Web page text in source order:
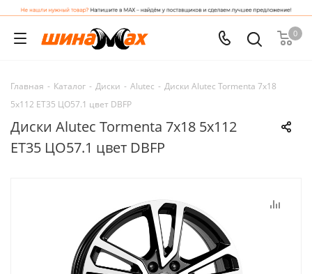
0
Главная - Каталог - Диски - Alutec - Диски Alutec Tormenta 7x18
5x112 ET35 ЦО57.1 цвет DBFP
Диски Alutec Tormenta 7x18 5x112
ET35 ЦО57.1 цвет DBFP